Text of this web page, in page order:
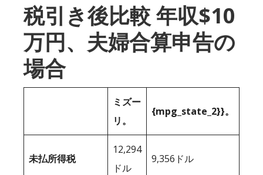
税引き後比較 年収$10
万円、夫婦合算申告の
場合
ミズー
リ。
{mpg_state_2}}。
未払所得税
12,294
ドル
9,356ドル